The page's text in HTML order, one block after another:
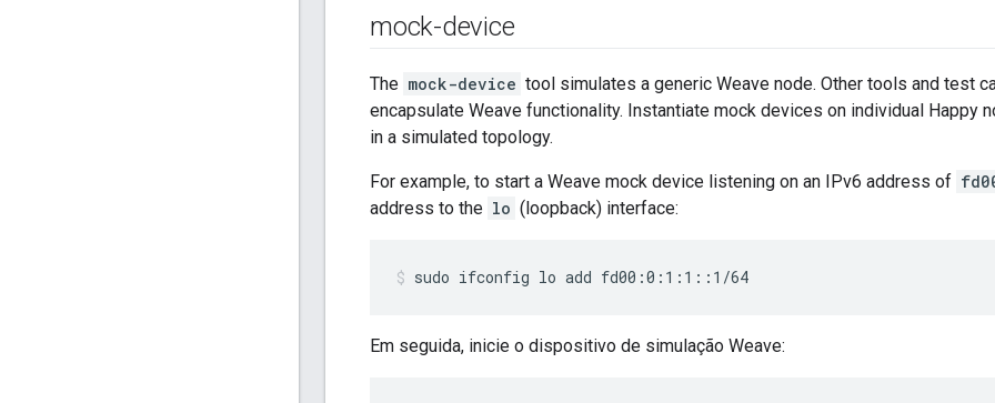
mock-device
The mock-device tool simulates a generic Weave node. Other tools and test
encapsulate Weave functionality. Instantiate mock devices on individual Happy
in a simulated topology.
For example, to start a Weave mock device listening on an IPv6 address of
address to the lo (loopback) interface:
sudo ifconfig lo add fd00:0:1:1::1/64
Em seguida, inicie o dispositivo de simulação Weave: